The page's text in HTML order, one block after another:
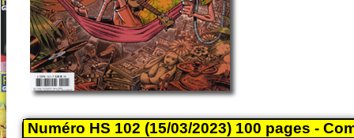
Numéro HS 102 (15/03/2023) 100 pages -